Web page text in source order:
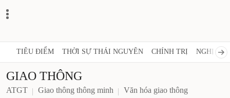
TIÊU ĐIỂM THỜI SỰ THÁI NGUYÊN CHÍNH TRỊ NGHỊ
GIAO THÔNG
ATGT Giao thông thông minh Văn hóa giao thông